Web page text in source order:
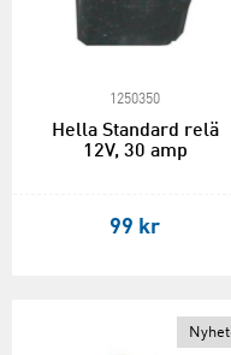
1250350
Hella Standard relä
12V, 30 amp
99 kr